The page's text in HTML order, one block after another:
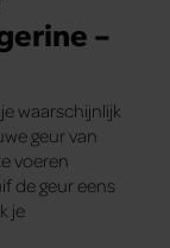
–
waarschijnlijk
geur van
voeren
de geur eens
je